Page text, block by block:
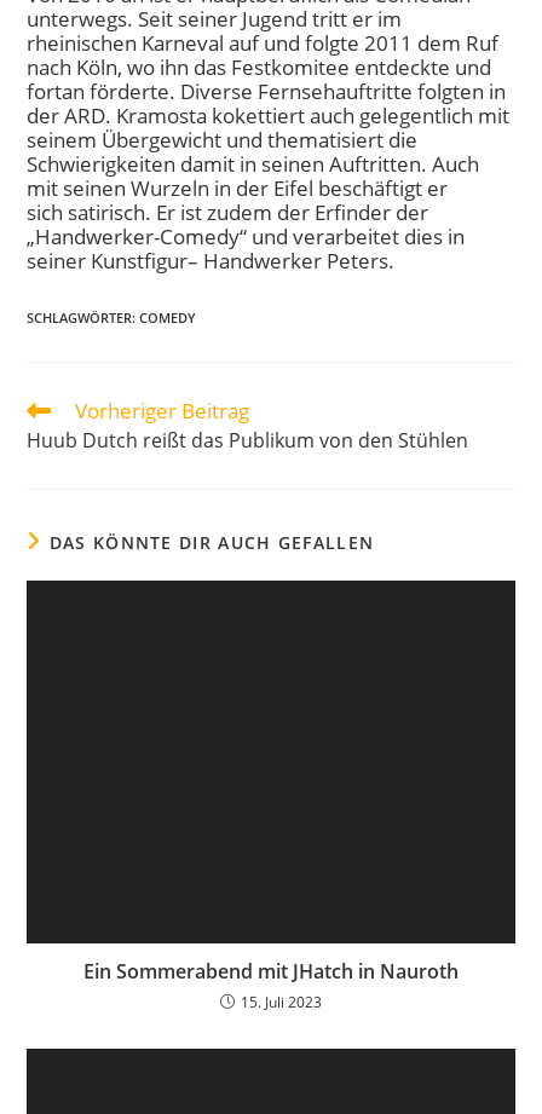
unterwegs. Seit seiner Jugend tritt er im
rheinischen Karneval auf und folgte 2011 dem Ruf
nach Köln, wo ihn das Festkomitee entdeckte und
fortan förderte. Diverse Fernsehauftritte folgten in
der ARD. Kramosta kokettiert auch gelegentlich mit
seinem Übergewicht und thematisiert die
Schwierigkeiten damit in seinen Auftritten. Auch
mit seinen Wurzeln in der Eifel beschäftigt er
sich satirisch. Er ist zudem der Erfinder der
„Handwerker-Comedy“ und verarbeitet dies in
seiner Kunstfigur– Handwerker Peters.
SCHLAGWÖRTER:COMEDY
Vorheriger Beitrag
Huub Dutch reißt das Publikum von den Stühlen
DAS KÖNNTE DIR AUCH GEFALLEN
Ein Sommerabend mit JHatch in Nauroth
15. Juli 2023